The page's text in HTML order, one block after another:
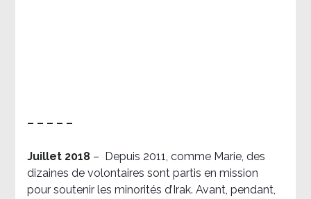
– – – – –
Juillet 2018 –
Depuis 2011, comme Marie, des
dizaines de volontaires sont partis en mission
pour soutenir les minorités d’Irak. Avant, pendant,